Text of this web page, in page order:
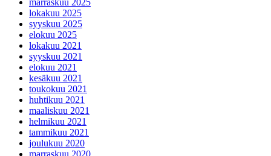
marraskuu 2025
lokakuu 2025
syyskuu 2025
elokuu 2025
lokakuu 2021
syyskuu 2021
elokuu 2021
kesäkuu 2021
toukokuu 2021
huhtikuu 2021
maaliskuu 2021
helmikuu 2021
tammikuu 2021
joulukuu 2020